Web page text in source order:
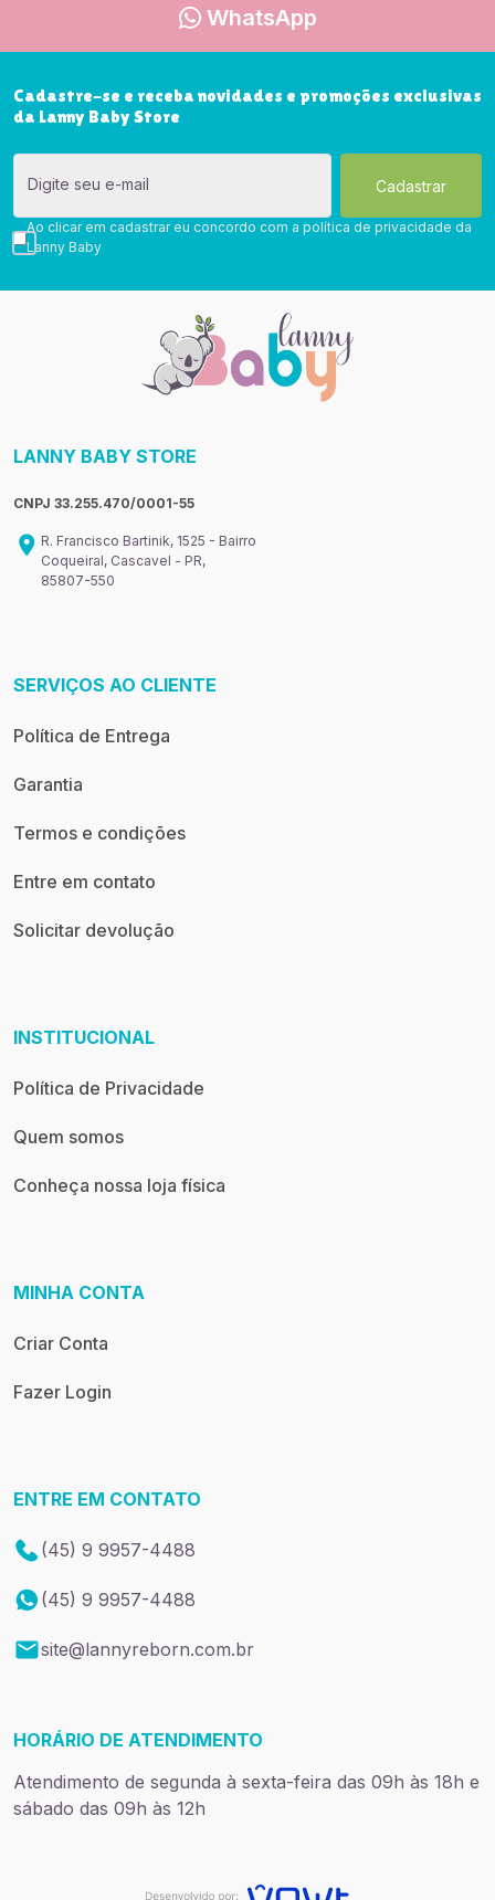
WhatsApp
Cadastre-se e receba novidades e promoções exclusivas
da Lanny Baby Store
Digite seu e-mail
Ao clicar em cadastrar eu concordo com a política de privacidade da
Lanny Baby
LANNY BABY STORE
CNPJ 33.255.470/0001-55
R. Francisco Bartinik, 1525 - Bairro
Coqueiral, Cascavel - PR,
85807-550
SERVIÇOS AO CLIENTE
Política de Entrega
Garantia
Termos e condições
Entre em contato
Solicitar devolução
INSTITUCIONAL
Política de Privacidade
Quem somos
Conheça nossa loja física
MINHA CONTA
Criar Conta
Fazer Login
ENTRE EM CONTATO
(45) 9 9957-4488
(45) 9 9957-4488
site@lannyreborn.com.br
HORÁRIO DE ATENDIMENTO
Atendimento de segunda à sexta-feira das 09h às 18h e
sábado das 09h às 12h